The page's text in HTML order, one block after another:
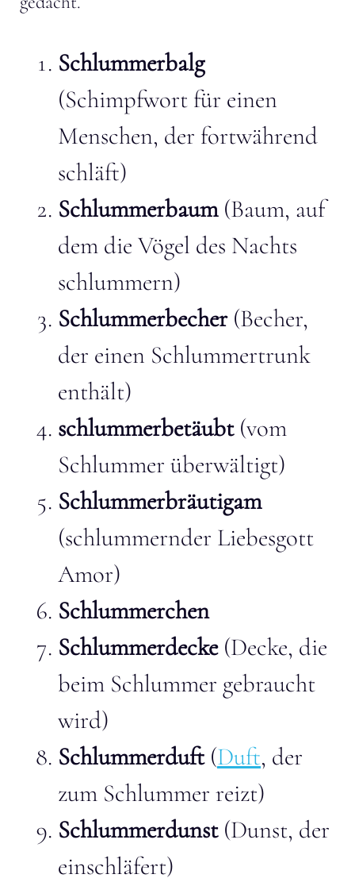
Schlummerbalg
(Schimpfwort für einen
Menschen, der fortwährend
schläft)
Schlummerbaum(Baum, auf
dem die Vögel des Nachts
schlummern)
Schlummerbecher(Becher,
der einen Schlummertrunk
enthält)
schlummerbetäubt(vom
Schlummer überwältigt)
Schlummerbräutigam
(schlummernder Liebesgott
Amor)
Schlummerchen
Schlummerdecke(Decke, die
beim Schlummer gebraucht
wird)
Schlummerduft(Duft, der
zum Schlummer reizt)
Schlummerdunst(Dunst, der
einschläfert)